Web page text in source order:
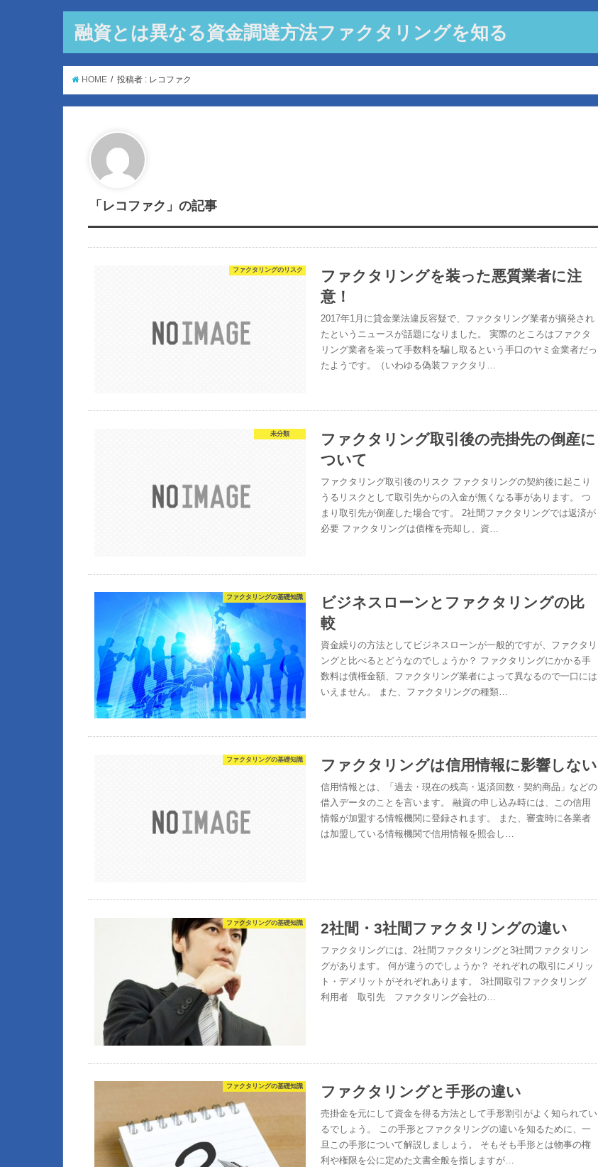
融資とは異なる資金調達方法ファクタリングを知る
HOME 投稿者 : レコファク
「レコファク」の記事
ファクタリングのリスク
ファクタリングを装った悪質業者に注
意！
2017年1月に貸金業法違反容疑で、ファクタリング業者が摘発され
たというニュースが話題になりました。 実際のところはファクタ
リング業者を装って手数料を騙し取るという手口のヤミ金業者だっ
たようです。（いわゆる偽装ファクタリ…
未分類
ファクタリング取引後の売掛先の倒産に
ついて
ファクタリング取引後のリスク ファクタリングの契約後に起こり
うるリスクとして取引先からの入金が無くなる事があります。 つ
まり取引先が倒産した場合です。 2社間ファクタリングでは返済が
必要 ファクタリングは債権を売却し、資…
ファクタリングの基礎知識
ビジネスローンとファクタリングの比
較
資金繰りの方法としてビジネスローンが一般的ですが、ファクタリ
ングと比べるとどうなのでしょうか？ ファクタリングにかかる手
数料は債権金額、ファクタリング業者によって異なるので一口には
いえません。 また、ファクタリングの種類…
ファクタリングの基礎知識 ファクタリングは信用情報に影響しない
信用情報とは、「過去・現在の残高・返済回数・契約商品」などの
借入データのことを言います。 融資の申し込み時には、この信用
情報が加盟する情報機関に登録されます。 また、審査時に各業者
は加盟している情報機関で信用情報を照会し…
ファクタリングの基礎知識 2社間・3社間ファクタリングの違い
ファクタリングには、2社間ファクタリングと3社間ファクタリン
グがあります。 何が違うのでしょうか？ それぞれの取引にメリッ
ト・デメリットがそれぞれあります。 3社間取引ファクタリング
利用者 取引先 ファクタリング会社の…
ファクタリングの基礎知識 ファクタリングと手形の違い
売掛金を元にして資金を得る方法として手形割引がよく知られてい
るでしょう。 この手形とファクタリングの違いを知るために、一
旦この手形について解説しましょう。 そもそも手形とは物事の権
利や権限を公に定めた文書全般を指しますが…